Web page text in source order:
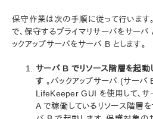
構成
LifeKeeper for Windows の管
ユーザーガイド
LifeKeeper GUI
共通タスク
オペレータタスク
詳細項目
保守作業は次の手順に従って行います
で、保守するプライマリサーバをサーバ
ックアップサーバをサーバ B とします。
サーバ B でリソース階層を起動
す 。バックアップサーバ (サーバ
LifeKeeper GUI を使用して、サ
A で稼働しているリソース階層を